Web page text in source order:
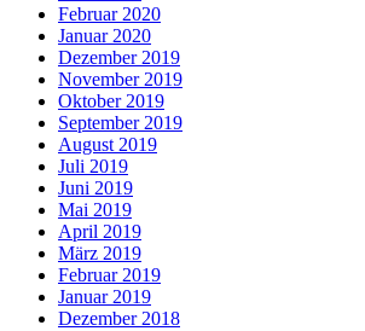
Februar 2020
Januar 2020
Dezember 2019
November 2019
Oktober 2019
September 2019
August 2019
Juli 2019
Juni 2019
Mai 2019
April 2019
März 2019
Februar 2019
Januar 2019
Dezember 2018